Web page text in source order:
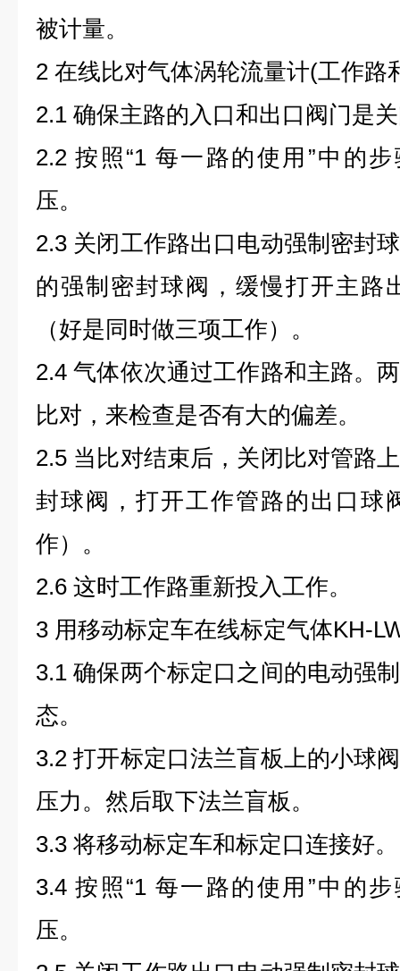
被计量。
2 在线比对气体涡轮流量计(工作路
2.1 确保主路的入口和出口阀门是
2.2 按照“1 每一路的使用”中的
压。
2.3 关闭工作路出口电动强制密封
的强制密封球阀，缓慢打开主路
（好是同时做三项工作）。
2.4 气体依次通过工作路和主路。
比对，来检查是否有大的偏差。
2.5 当比对结束后，关闭比对管路
封球阀，打开工作管路的出口球
作）。
2.6 这时工作路重新投入工作。
3 用移动标定车在线标定气体KH-
3.1 确保两个标定口之间的电动强
态。
3.2 打开标定口法兰盲板上的小球
压力。然后取下法兰盲板。
3.3 将移动标定车和标定口连接好。
3.4 按照“1 每一路的使用”中的
压。